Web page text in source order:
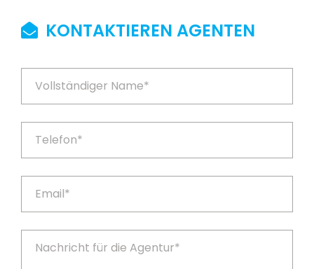
KONTAKTIEREN AGENTEN